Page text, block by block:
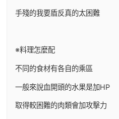
手殘的我要盾反真的太困難
※料理怎麼配
不同的食材有各自的乘區
一般來說血開頭的水果是加HP
取得較困難的肉類會加攻擊力